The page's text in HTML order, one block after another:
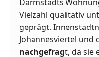
Darmstadts
Vielzahl qualitativ
geprägt.
Johannesviertel und
nachgefragt, da sie